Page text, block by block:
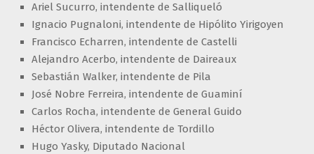
Ariel Sucurro, intendente de Salliqueló
Ignacio Pugnaloni, intendente de Hipólito Yirigoyen
Francisco Echarren, intendente de Castelli
Alejandro Acerbo, intendente de Daireaux
Sebastián Walker, intendente de Pila
José Nobre Ferreira, intendente de Guaminí
Carlos Rocha, intendente de General Guido
Héctor Olivera, intendente de Tordillo
Hugo Yasky, Diputado Nacional